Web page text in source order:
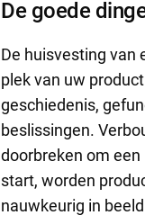
De goede
De huisvesting van
plek van uw
geschiedenis,
beslissingen.
doorbreken om een
start, worden
nauwkeurig in